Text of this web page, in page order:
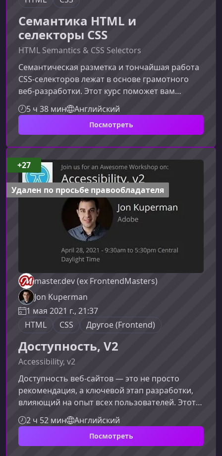
Семантика HTML и
селекторы CSS
HTML Semantics & CSS Selectors
Семантическая разметка и тончайшая работа
CSS-селекторов лежат в основе грамотного
веб‑разработки. Этот курс поможет вам
понять, почему структура HTML определяет
смысл контента, а каскад и наследование
позволяют писать стильный, чистый и легко
семантический HTMLИспользование
семантических тегов помогает поисковым
системам, вспомогательным технологиям и
другим разработчикам точнее понимать
структуру документа. Это п
5 ч 38 мин Английский
Посмотреть
master.dev (ex FrontendMasters)
Jon Kuperman
1 мая 2021 г., 21:37
HTML
CSS Другое (Frontend)
Доступность, V2
Accessibility, v2
Доступность веб‑сайтов — это не просто
рекомендация, а ключевой этап разработки,
влияющий на опыт всех пользователей. Этот
курс поможет вам уверенно проводить аудит
доступности и внедрять лучшие практики в
любых проектах, независимо от их размера и
2 ч 52 мин Английский
Посмотреть
+27
Удален по просьбе правообладателя